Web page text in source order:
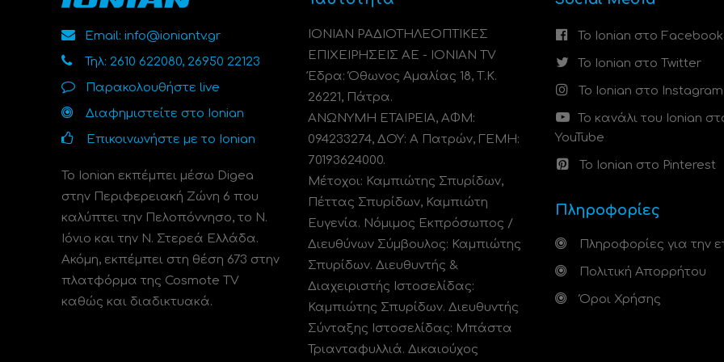
Email: info@ioniantv.gr
Τηλ: 2610 622080, 26950 22123
Παρακολουθήστε live
Διαφημιστείτε στο Ionian
Επικοινωνήστε με το Ionian
Το Ionian εκπέμπει μέσω Digea
στην Περιφερειακή Ζώνη 6 που
καλύπτει την Πελοπόννησο, το N.
Ιόνιο και την Ν. Στερεά Ελλάδα.
Ακόμη, εκπέμπει στη θέση 673 στην
πλατφόρμα της Cosmote TV
καθώς και διαδικτυακά.
ΙΟΝΙΑΝ ΡΑΔΙΟΤΗΛΕΟΠΤΙΚΕΣ
ΕΠΙΧΕΙΡΗΣΕΙΣ ΑΕ - IONIAN TV
Έδρα: Όθωνος Αμαλίας 18, Τ.Κ.
26221, Πάτρα.
ΑΝΩΝΥΜΗ ΕΤΑΙΡΕΙΑ, ΑΦΜ:
094233274, ΔΟΥ: A Πατρών, ΓΕΜΗ:
70193624000.
Μέτοχοι: Καμπιώτης Σπυρίδων,
Πέττας Σπυρίδων, Καμπιώτη
Ευγενία. Νόμιμος Εκπρόσωπος /
Διευθύνων Σύμβουλος: Καμπιώτης
Σπυρίδων. Διευθυντής &
Διαχειριστής Ιστοσελίδας:
Καμπιώτης Σπυρίδων. Διευθυντής
Σύνταξης Ιστοσελίδας: Μπάστα
Τριανταφυλλιά. Δικαιούχος
Το Ionian στο Facebook
Το Ionian στο Twitter
Το Ionian στο Instagram
Το κανάλι του Ionian
YouTube
Το Ionian στο Pinterest
Πληροφορίες
Πληροφορίες για την
Πολιτική Απορρήτου
Όροι Χρήσης